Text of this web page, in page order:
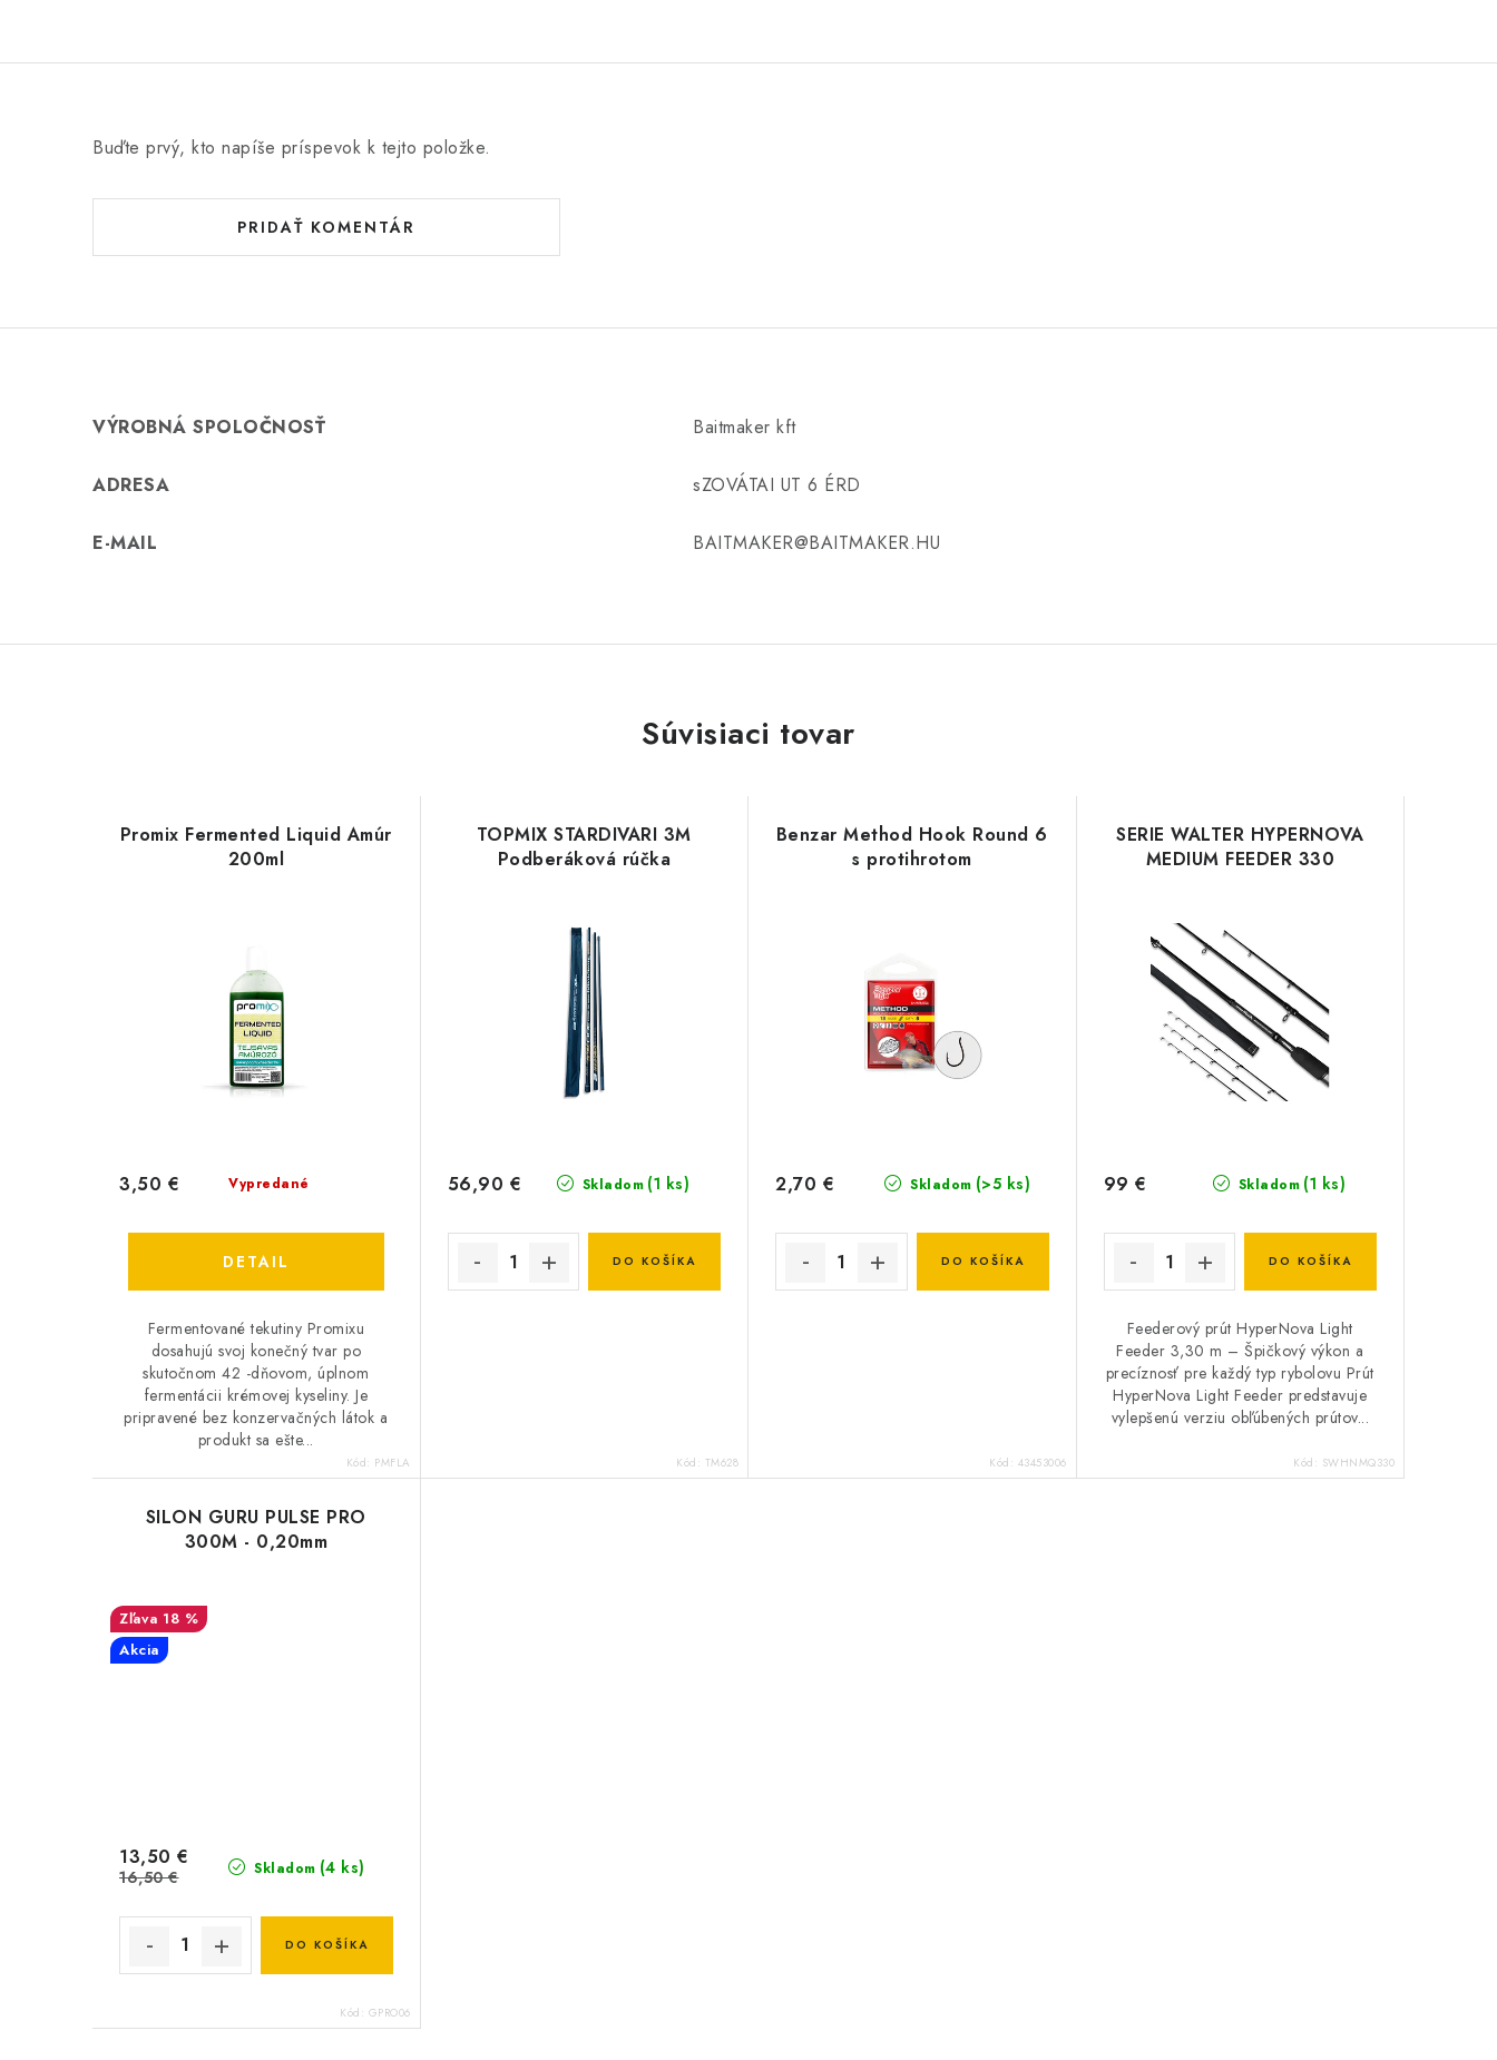
Buďte prvý, kto napíše príspevok k tejto položke.
PRIDAŤ KOMENTÁR
VÝROBNÁ SPOLOČNOSŤ Baitmaker kft
ADRESA sZOVÁTAI UT 6 ÉRD
E-MAIL BAITMAKER@BAITMAKER.HU
Súvisiaci tovar
Promix Fermented Liquid Amúr
200ml
Vypredané
3,50 €
DETAIL
Fermentované tekutiny Promixu
dosahujú svoj konečný tvar po
skutočnom 42 -dňovom, úplnom
fermentácii krémovej kyseliny. Je
pripravené bez konzervačných látok a
produkt sa ešte...
Kód: PMFLA
TOPMIX STARDIVARI 3M
Podberáková rúčka
Skladom (1 ks)
56,90 €
DO KOŠÍKA
Kód: TM628
Benzar Method Hook Round 6
s protihrotom
Skladom (>5 ks)
2,70 €
DO KOŠÍKA
Kód: 43453006
SERIE WALTER HYPERNOVA
MEDIUM FEEDER 330
Skladom (1 ks)
99 €
DO KOŠÍKA
Feederový prút HyperNova Light
Feeder 3,30 m – Špičkový výkon a
precíznosť pre každý typ rybolovu Prút
HyperNova Light Feeder predstavuje
vylepšenú verziu obľúbených prútov...
Kód: SWHNMQ330
SILON GURU PULSE PRO
300M - 0,20mm
18 %
Akcia
Skladom (4 ks)
13,50 €
16,50 €
DO KOŠÍKA
Kód: GPRO06